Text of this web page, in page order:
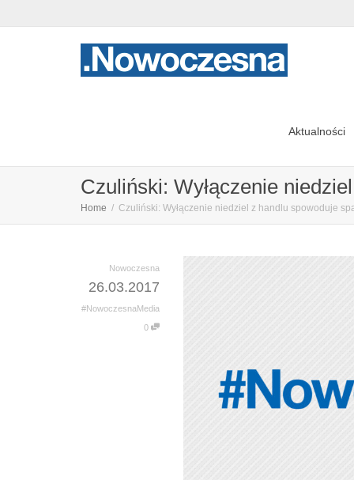
Aktualności
Czuliński: Wyłączenie
Home Czuliński: Wyłączenie niedziel z handlu spowoduje
Nowoczesna
26.03.2017
#NowoczesnaMedia
0